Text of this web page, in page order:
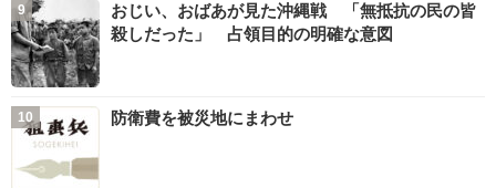
おじい、おばあが見た沖縄戦 「無抵抗の民の皆
殺しだった」 占領目的の明確な意図
防衛費を被災地にまわせ